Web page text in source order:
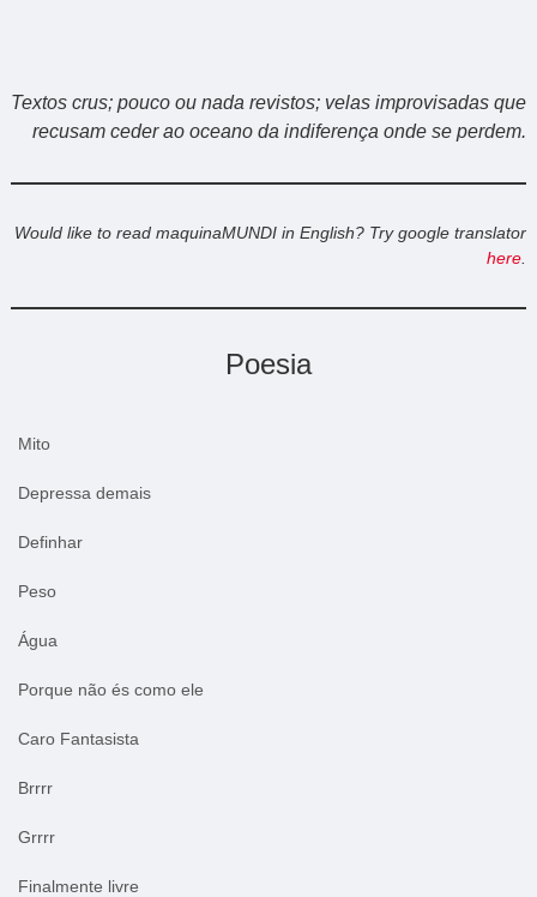
Textos crus; pouco ou nada revistos; velas improvisadas que
recusam ceder ao oceano da indiferença onde se perdem.
Would like to read maquinaMUNDI in English? Try google translator
here
Poesia
Mito
Depressa demais
Definhar
Peso
Água
Porque não és como ele
Caro Fantasista
Brrrr
Grrrr
Finalmente livre